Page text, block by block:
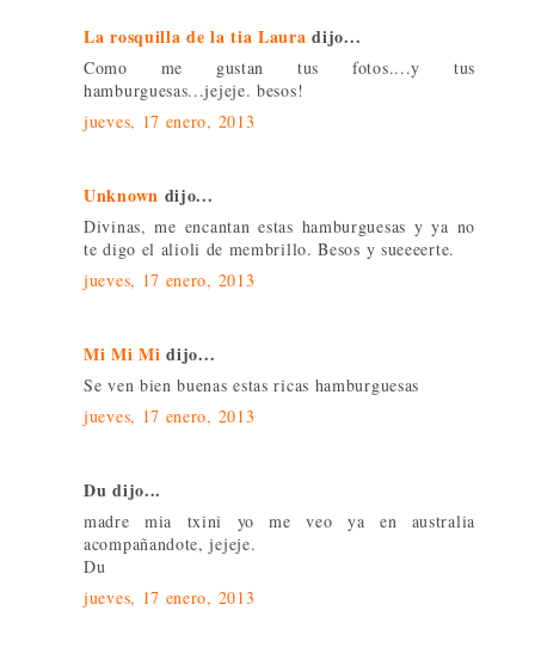
La rosquilla de la tia Laura dijo...
Como me gustan tus fotos....y tus
hamburguesas...jejeje. besos!
jueves, 17 enero, 2013
Unknown dijo...
Divinas, me encantan estas hamburguesas y ya no
te digo el alioli de membrillo. Besos y sueeeerte.
jueves, 17 enero, 2013
Mi Mi Mi dijo...
Se ven bien buenas estas ricas hamburguesas
jueves, 17 enero, 2013
Du dijo...
madre mia txini yo me veo ya en australia
acompañandote, jejeje.
Du
jueves, 17 enero, 2013